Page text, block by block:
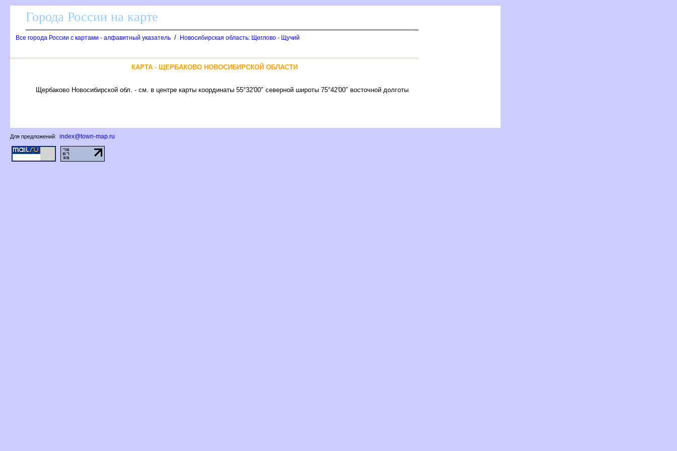
Города России на карте
се города России с картами - алфавитный указатель / Новосибирская область: Щеглово - Щучий
КАРТА - ЩЕРБАКОВО НОВОСИБИРСКОЙ ОБЛАСТИ
Щербаково Новосибирской обл. - см. в центре карты координаты 55°32′00″ северной широты 75°42′00″ восточной долготы
Для предложений: index@town-map.ru